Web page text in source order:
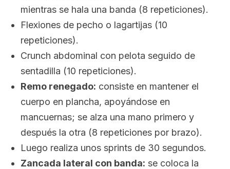
mientras se hala una banda (8 repeticiones).
Flexiones de pecho o lagartijas (10
repeticiones).
Crunch abdominal con pelota seguido de
sentadilla (10 repeticiones).
Remo renegado: consiste en mantener el
cuerpo en plancha, apoyándose en
mancuernas; se alza una mano primero y
después la otra (8 repeticiones por brazo).
Luego realiza unos sprints de 30 segundos.
Zancada lateral con banda: se coloca la